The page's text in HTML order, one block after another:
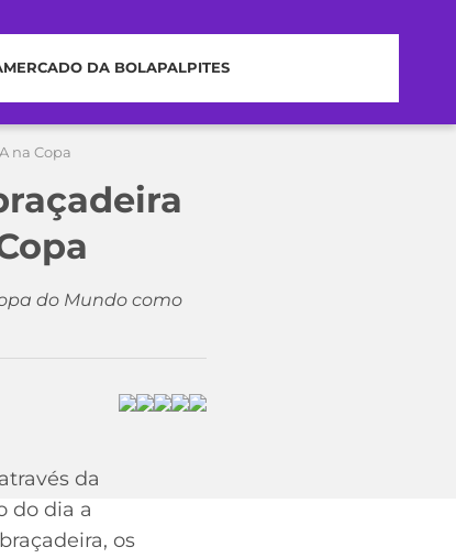
MERCADO DA BOLAPALPITES
na Copa
do Mundo como
da
do dia a
os